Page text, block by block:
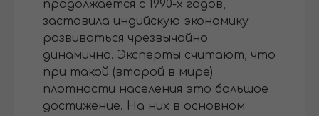
продолжается с 1990-х годов,
заставила индийскую экономику
развиваться чрезвычайно
динамично. Эксперты считают, что
при такой (второй в мире)
плотности населения это большое
достижение. На них в основном